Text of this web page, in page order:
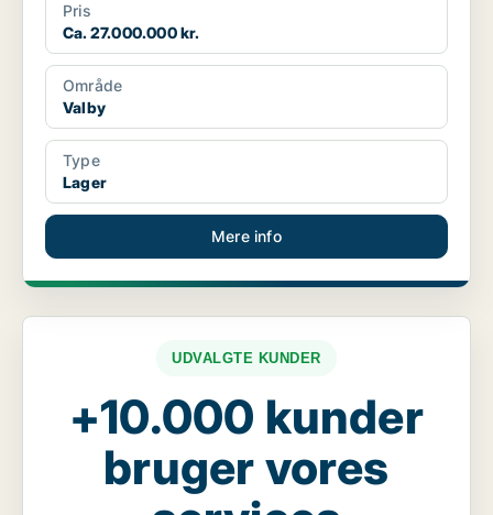
Pris
Ca. 27.000.000 kr.
Område
Valby
Type
Lager
Mere info
UDVALGTE KUNDER
+10.000 kunder
bruger vores